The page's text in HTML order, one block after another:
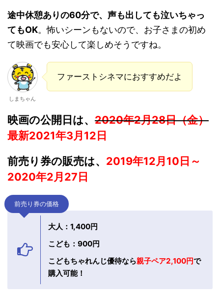
途中休憩ありの60分で、声も出しても泣いちゃっ
てもOK。怖いシーンもないので、お子さまの初め
て映画でも安心して楽しめそうですね。
しまちゃん
ファーストシネマにおすすめだよ
映画の公開日は、 2020年2月28日（金）
最新2021年3月12日
前売り券の販売は、 2019年12月10日～
2020年2月27日
前売り券の価格
大人：1,400円
こども：900円
こどもちゃれんじ優待なら親子ペア2,100円で
購入可能！